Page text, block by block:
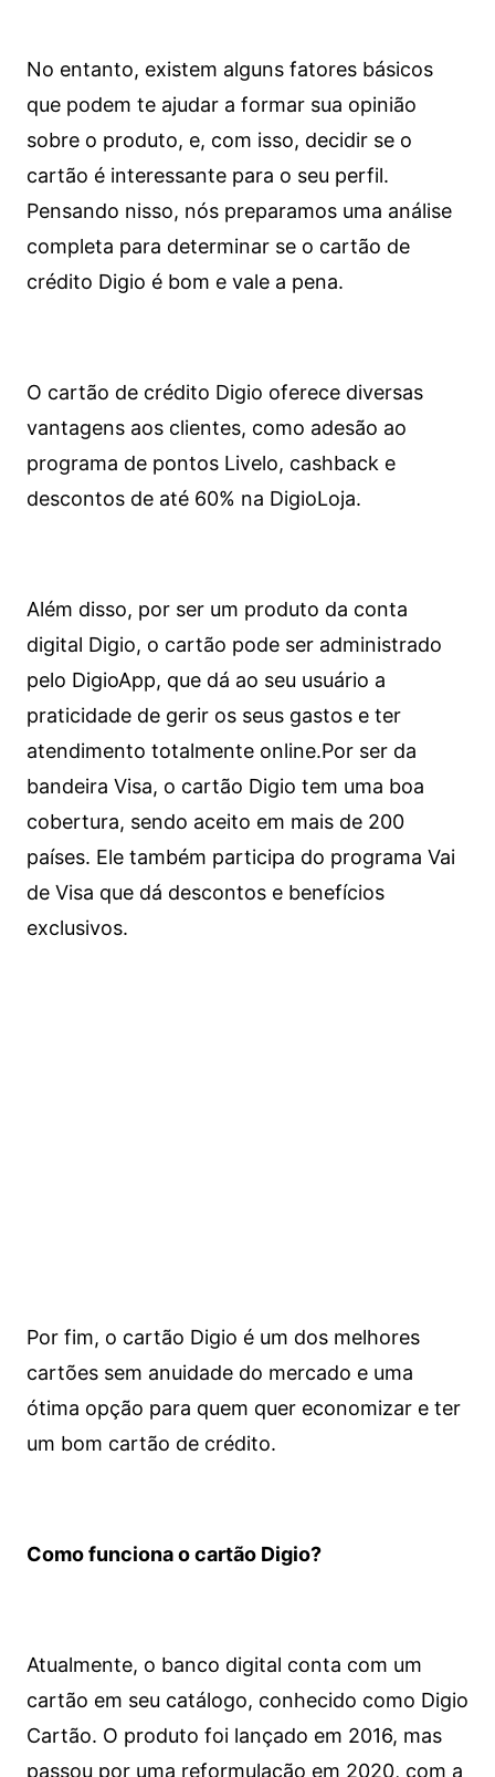
No entanto, existem alguns fatores básicos
que podem te ajudar a formar sua opinião
sobre o produto, e, com isso, decidir se o
cartão é interessante para o seu perfil.
Pensando nisso, nós preparamos uma análise
completa para determinar se o cartão de
crédito Digio é bom e vale a pena.
O cartão de crédito Digio oferece diversas
vantagens aos clientes, como adesão ao
programa de pontos Livelo, cashback e
descontos de até 60% na DigioLoja.
Além disso, por ser um produto da conta
digital Digio, o cartão pode ser administrado
pelo DigioApp, que dá ao seu usuário a
praticidade de gerir os seus gastos e ter
atendimento totalmente online.Por ser da
bandeira Visa, o cartão Digio tem uma boa
cobertura, sendo aceito em mais de 200
países. Ele também participa do programa Vai
de Visa que dá descontos e benefícios
exclusivos.
Por fim, o cartão Digio é um dos melhores
cartões sem anuidade do mercado e uma
ótima opção para quem quer economizar e ter
um bom cartão de crédito.
Como funciona o cartão Digio?
Atualmente, o banco digital conta com um
cartão em seu catálogo, conhecido como Digio
Cartão. O produto foi lançado em 2016, mas
passou por uma reformulação em 2020, com a